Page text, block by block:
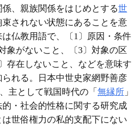
、親族関係をはじめとする世
束されない状態にあることを意
仏教用語で、〔1〕原因・条件
象がないこと、〔3〕対象の区
存在しないこと、などを意味す
れる。日本中世史家網野善彦
主として戦国時代の「 無縁所 」
的・社会的性格に関する研究成
世俗権力の私的支配下にない